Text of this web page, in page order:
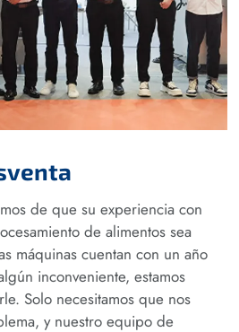
de que su experiencia con
de alimentos sea
máquinas cuentan con un año
inconveniente, estamos
Solo necesitamos que nos
y nuestro equipo de